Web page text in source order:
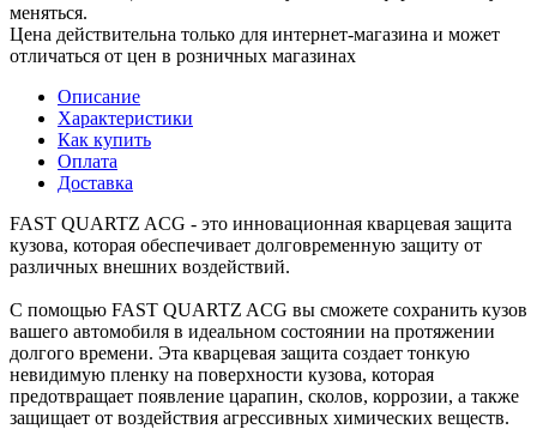
меняться.
Цена действительна только для интернет-магазина и может
отличаться от цен в розничных магазинах
Описание
Характеристики
Как купить
Оплата
Доставка
FAST QUARTZ ACG - это инновационная кварцевая защита
кузова, которая обеспечивает долговременную защиту от
различных внешних воздействий.
С помощью FAST QUARTZ ACG вы сможете сохранить кузов
вашего автомобиля в идеальном состоянии на протяжении
долгого времени. Эта кварцевая защита создает тонкую
невидимую пленку на поверхности кузова, которая
предотвращает появление царапин, сколов, коррозии, а также
защищает от воздействия агрессивных химических веществ.